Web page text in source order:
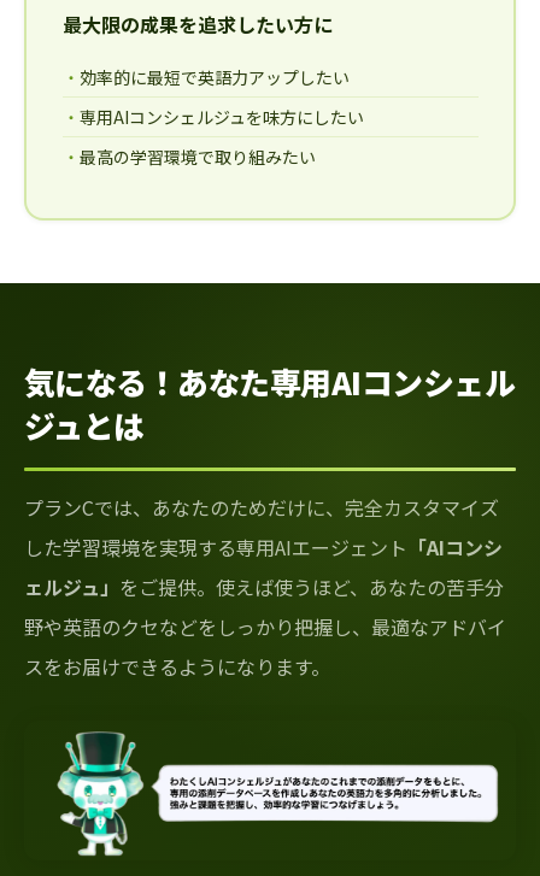
最大限の成果を追求したい方に
効率的に最短で英語力アップしたい
専用AIコンシェルジュを味方にしたい
最高の学習環境で取り組みたい
気になる！あなた専用AIコンシェル
ジュとは
プランCでは、あなたのためだけに、完全カスタマイズ
した学習環境を実現する専用AIエージェント 「AIコンシ
ェルジュ」 をご提供。使えば使うほど、あなたの苦手分
野や英語のクセなどをしっかり把握し、最適なアドバイ
スをお届けできるようになります。